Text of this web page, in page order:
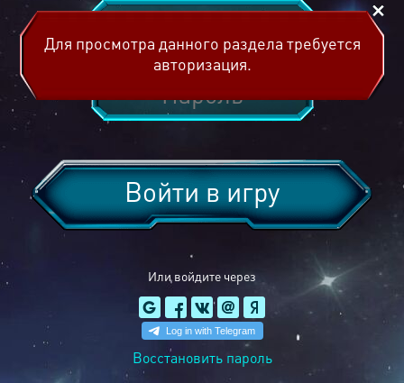
Или войдите через
Войти в игру
Восстановить пароль
Для просмотра данного раздела требуется
авторизация.